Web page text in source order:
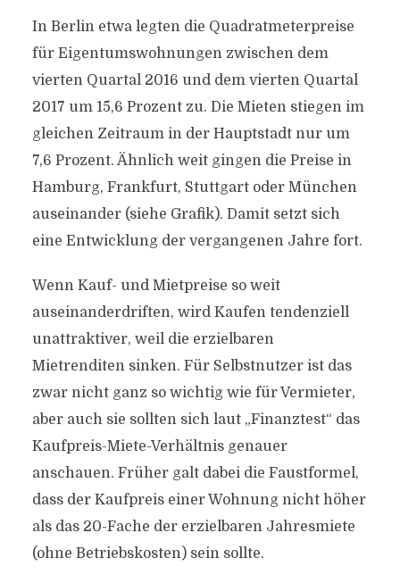
In Berlin etwa legten die Quadratmeterpreise
für Eigentumswohnungen zwischen dem
vierten Quartal 2016 und dem vierten Quartal
2017 um 15,6 Prozent zu. Die Mieten stiegen im
gleichen Zeitraum in der Hauptstadt nur um
7,6 Prozent. Ähnlich weit gingen die Preise in
Hamburg, Frankfurt, Stuttgart oder München
auseinander (siehe Grafik). Damit setzt sich
eine Entwicklung der vergangenen Jahre fort.
Wenn Kauf- und Mietpreise so weit
auseinanderdriften, wird Kaufen tendenziell
unattraktiver, weil die erzielbaren
Mietrenditen sinken. Für Selbstnutzer ist das
zwar nicht ganz so wichtig wie für Vermieter,
aber auch sie sollten sich laut „Finanztest“ das
Kaufpreis-Miete-Verhältnis genauer
anschauen. Früher galt dabei die Faustformel,
dass der Kaufpreis einer Wohnung nicht höher
als das 20-Fache der erzielbaren Jahresmiete
(ohne Betriebskosten) sein sollte.